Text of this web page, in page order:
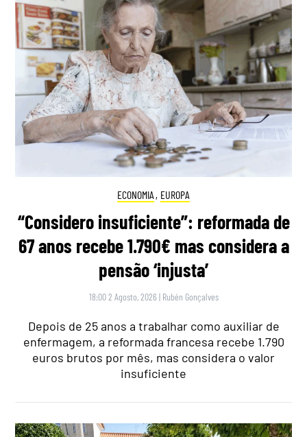
ECONOMIA , EUROPA
“Considero insuficiente”: reformada de
67 anos recebe 1.790€ mas considera a
pensão ‘injusta’
18:00 2 Agosto, 2026 | Rubén Gonçalves
Depois de 25 anos a trabalhar como auxiliar de
enfermagem, a reformada francesa recebe 1.790
euros brutos por mês, mas considera o valor
insuficiente